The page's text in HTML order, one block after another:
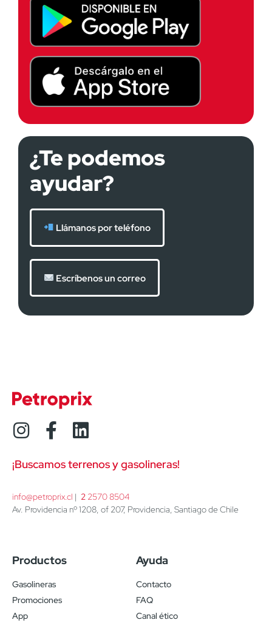
¿Te podemos
ayudar?
Llámanos por teléfono
Escríbenos un correo
¡Buscamos terrenos y gasolineras!
info@petroprix.cl | 2 2570 8504
Av. Providencia nº 1208, of 207, Providencia, Santiago de Chile
Productos
Gasolineras
Promociones
App
Ayuda
Contacto
FAQ
Canal ético